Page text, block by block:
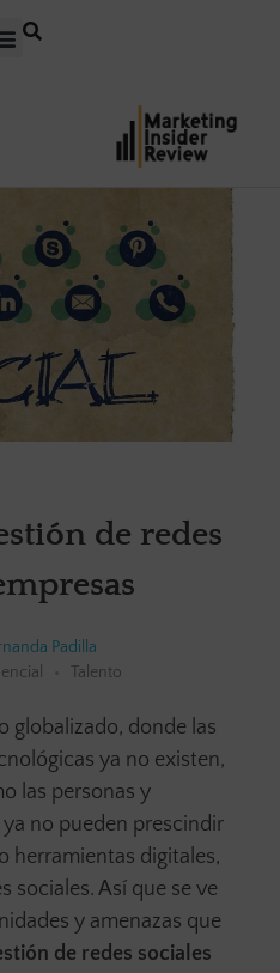
de redes
Padilla
Talento
globalizado, donde las
ya no existen,
las personas y
no pueden prescindir
herramientas digitales,
sociales. Así que se ve
y amenazas que
de redes sociales